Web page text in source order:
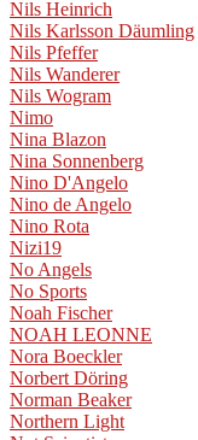
Nils Heinrich
Nils Karlsson Däumling
Nils Pfeffer
Nils Wanderer
Nils Wogram
Nimo
Nina Blazon
Nina Sonnenberg
Nino D'Angelo
Nino de Angelo
Nino Rota
Nizi19
No Angels
No Sports
Noah Fischer
NOAH LEONNE
Nora Boeckler
Norbert Döring
Norman Beaker
Northern Light